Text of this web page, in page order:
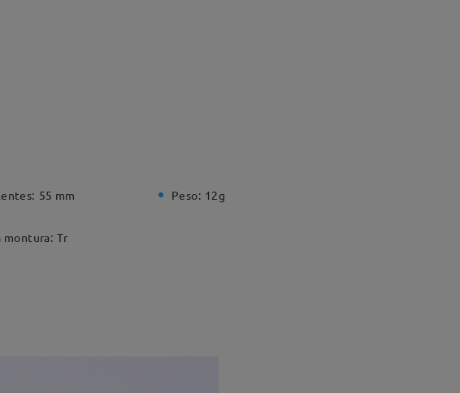
55 mm Peso: 12g
montura: Tr